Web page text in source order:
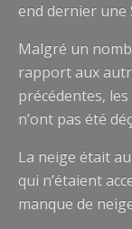
end dernier une
Malgré un
rapport aux
précédentes,
n’ont pas été
La neige était
qui n’étaient
manque de